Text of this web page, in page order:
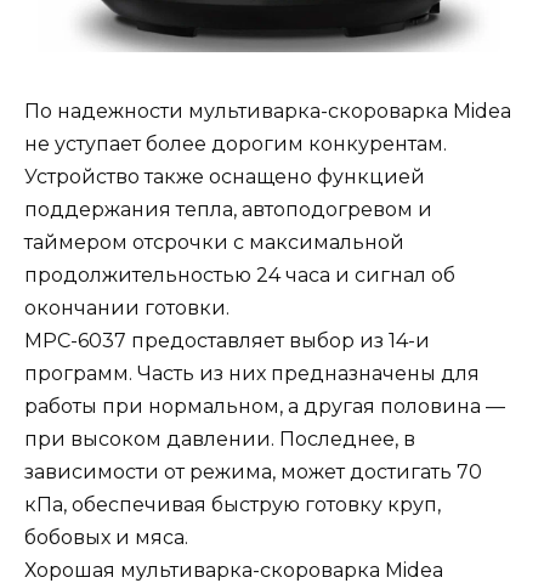
По надежности мультиварка-скороварка Midea
не уступает более дорогим конкурентам.
Устройство также оснащено функцией
поддержания тепла, автоподогревом и
таймером отсрочки с максимальной
продолжительностью 24 часа и сигнал об
окончании готовки.
MPC-6037 предоставляет выбор из 14-и
программ. Часть из них предназначены для
работы при нормальном, а другая половина —
при высоком давлении. Последнее, в
зависимости от режима, может достигать 70
кПа, обеспечивая быструю готовку круп,
бобовых и мяса.
Хорошая мультиварка-скороварка Midea